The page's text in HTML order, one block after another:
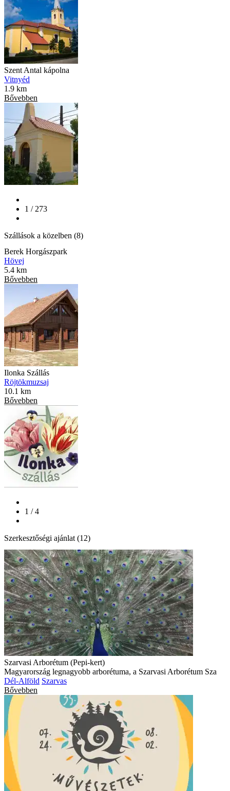
Szent Antal kápolna
Vitnyéd
1.9 km
Bővebben
1 / 273
Szállások a közelben (8)
Berek Horgászpark
Hövej
5.4 km
Bővebben
Ilonka Szállás
Röjtökmuzsaj
10.1 km
Bővebben
1 / 4
Szerkesztőségi ajánlat (12)
Szarvasi Arborétum (Pepi-kert)
Magyarország legnagyobb arborétuma, a Szarvasi Arborétum Sza
Dél-Alföld Szarvas
Bővebben